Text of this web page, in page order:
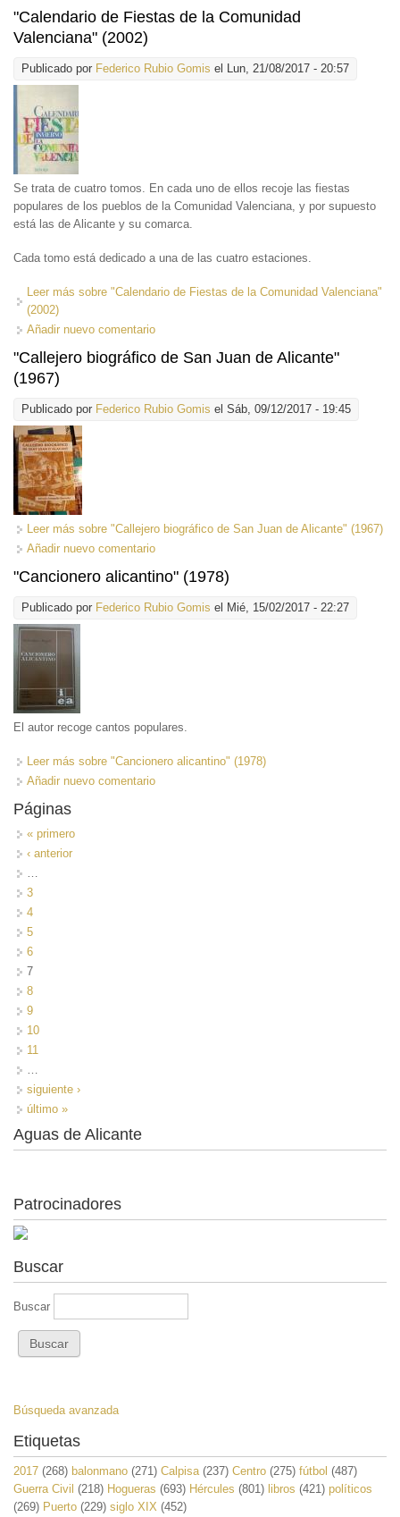
"Calendario de Fiestas de la Comunidad
Valenciana" (2002)
Publicado por Federico Rubio Gomis el Lun, 21/08/2017 - 20:57
Se trata de cuatro tomos. En cada uno de ellos recoje las fiestas
populares de los pueblos de la Comunidad Valenciana, y por supuesto
está las de Alicante y su comarca.
Cada tomo está dedicado a una de las cuatro estaciones.
Leer más sobre "Calendario de Fiestas de la Comunidad Valenciana"
(2002)
Añadir nuevo comentario
"Callejero biográfico de San Juan de Alicante"
(1967)
Publicado por Federico Rubio Gomis el Sáb, 09/12/2017 - 19:45
Leer más sobre "Callejero biográfico de San Juan de Alicante" (1967)
Añadir nuevo comentario
"Cancionero alicantino" (1978)
Publicado por Federico Rubio Gomis el Mié, 15/02/2017 - 22:27
El autor recoge cantos populares.
Leer más sobre "Cancionero alicantino" (1978)
Añadir nuevo comentario
Páginas
« primero
‹ anterior
3
4
5
6
7
8
9
10
11
siguiente ›
último »
Aguas de Alicante
Patrocinadores
Buscar
Buscar
Búsqueda avanzada
Etiquetas
2017 (268) balonmano (271) Calpisa(237) Centro (275) fútbol (487)
Guerra Civil (218) Hogueras (693) Hércules (801) libros (421) políticos
(269) Puerto (229) siglo XIX (452)